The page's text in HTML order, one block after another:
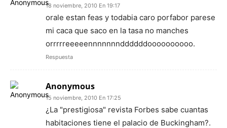
18 noviembre, 2010 En 19:17
orale estan feas y todabia caro porfabor parese
mi caca que saco en la tasa no manches
orrrrreeeeennnnnnnddddddoooooooooo.
Respuesta
Anonymous
15 noviembre, 2010 En 17:25
¿La "prestigiosa" revista Forbes sabe cuantas
habitaciones tiene el palacio de Buckingham?.